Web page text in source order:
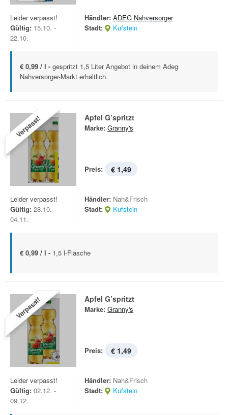
Leider verpasst!
Gültig: 15.10. -
22.10.
Händler: ADEG Nahversorger
Stadt:
Kufstein
€ 0,99 / l - gespritzt 1,5 Liter Angebot in deinem Adeg
Nahversorger-Markt erhältlich.
Verpasst! Apfel G’spritzt
Marke: Granny's
Preis: € 1,49
Leider verpasst!
Gültig: 28.10. -
04.11.
Händler: Nah&Frisch
Stadt:
Kufstein
€ 0,99 / l - 1,5 l-Flasche
Verpasst! Apfel G’spritzt
Marke: Granny's
Preis: € 1,49
Leider verpasst!
Gültig: 02.12. -
09.12.
Händler: Nah&Frisch
Stadt:
Kufstein